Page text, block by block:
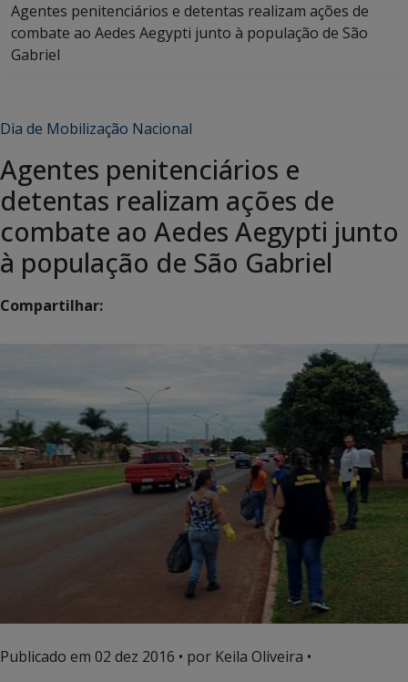
Agentes penitenciários e detentas realizam ações de
combate ao Aedes Aegypti junto à população de São
Gabriel
Dia de Mobilização Nacional
Agentes penitenciários e
detentas realizam ações de
combate ao Aedes Aegypti junto
à população de São Gabriel
Compartilhar:
Publicado em 02 dez 2016 • por Keila Oliveira •